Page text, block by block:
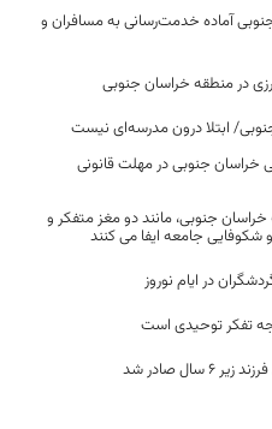
آماده خدمت‌رسانی به مسافران و
در منطقه خراسان جنوبی
خراسان جنوبی در مهلت قانونی
جنوبی، مانند دو مغز متفکر و
جامعه ایفا می کنند
در ایام نوروز
تفکر توحیدی است
صادر شد